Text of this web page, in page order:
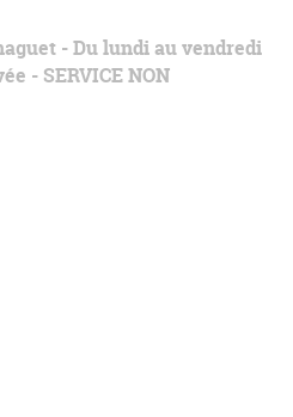
- Du lundi au vendredi
- SERVICE NON